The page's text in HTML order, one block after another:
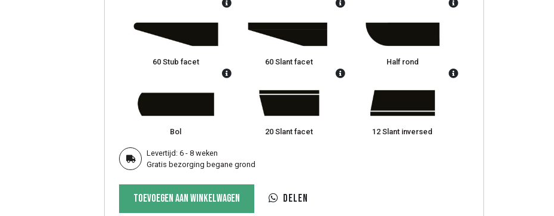
60 Stub facet 60 Slant facet Half rond
Bol 20 Slant facet 12 Slant inversed
Levertijd: 6 - 8 weken
Gratis bezorging begane grond
tafelToevoegen aan winkelwagen Delen